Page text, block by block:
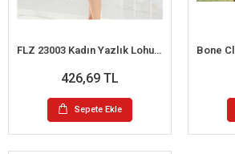
FLZ 23003 Kadın Yazlık Lohusa Gecelik
426,69 TL
Sepete Ekle